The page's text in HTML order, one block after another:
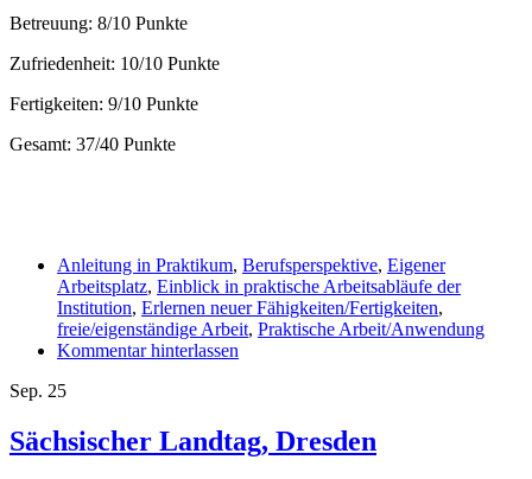
Betreuung: 8/10 Punkte
Zufriedenheit: 10/10 Punkte
Fertigkeiten: 9/10 Punkte
Gesamt: 37/40 Punkte
Anleitung in Praktikum, Berufsperspektive, Eigener
Arbeitsplatz, Einblick in praktische Arbeitsabläufe der
Institution, Erlernen neuer Fähigkeiten/Fertigkeiten,
freie/eigenständige Arbeit, Praktische Arbeit/Anwendung
Kommentar hinterlassen
Sep. 25
Sächsischer Landtag, Dresden